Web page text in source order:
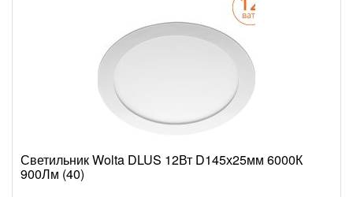
Светильник Wolta DLUS 12Вт D145х25мм 6000К
900Лм (40)